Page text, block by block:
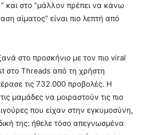
και στο “μάλλον πρέπει να κάνω
αίματος” είναι πιο λεπτή από
στο προσκήνιο με τον πιο viral
στο Threads από τη χρήστη
τις 732.000 προβολές. Η
μαμάδες να μοιραστούν τις πιο
που είχαν στην εγκυμοσύνη,
της: ήθελε τόσο απεγνωσμένα